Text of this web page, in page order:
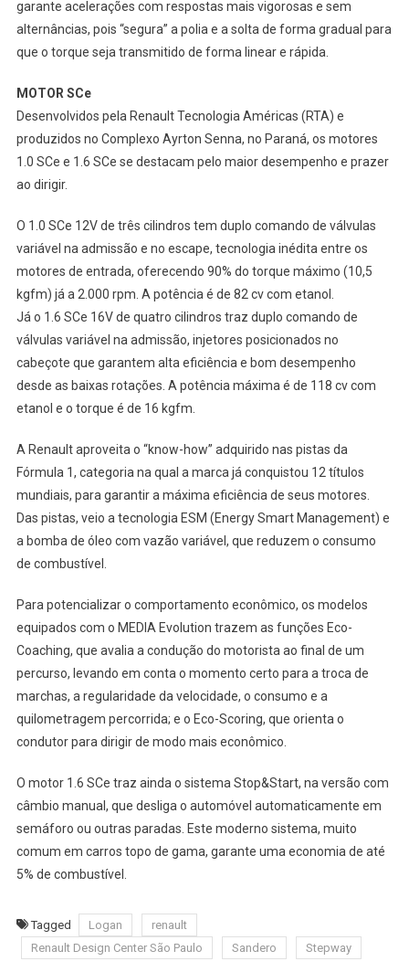
garante acelerações com respostas mais vigorosas e sem
alternâncias, pois “segura” a polia e a solta de forma gradual para
que o torque seja transmitido de forma linear e rápida.
MOTOR SCe
Desenvolvidos pela Renault Tecnologia Américas (RTA) e
produzidos no Complexo Ayrton Senna, no Paraná, os motores
1.0 SCe e 1.6 SCe se destacam pelo maior desempenho e prazer
ao dirigir.
O 1.0 SCe 12V de três cilindros tem duplo comando de válvulas
variável na admissão e no escape, tecnologia inédita entre os
motores de entrada, oferecendo 90% do torque máximo (10,5
kgfm) já a 2.000 rpm. A potência é de 82 cv com etanol.
Já o 1.6 SCe 16V de quatro cilindros traz duplo comando de
válvulas variável na admissão, injetores posicionados no
cabeçote que garantem alta eficiência e bom desempenho
desde as baixas rotações. A potência máxima é de 118 cv com
etanol e o torque é de 16 kgfm.
A Renault aproveita o “know-how” adquirido nas pistas da
Fórmula 1, categoria na qual a marca já conquistou 12 títulos
mundiais, para garantir a máxima eficiência de seus motores.
Das pistas, veio a tecnologia ESM (Energy Smart Management) e
a bomba de óleo com vazão variável, que reduzem o consumo
de combustível.
Para potencializar o comportamento econômico, os modelos
equipados com o MEDIA Evolution trazem as funções Eco-
Coaching, que avalia a condução do motorista ao final de um
percurso, levando em conta o momento certo para a troca de
marchas, a regularidade da velocidade, o consumo e a
quilometragem percorrida; e o Eco-Scoring, que orienta o
condutor para dirigir de modo mais econômico.
O motor 1.6 SCe traz ainda o sistema Stop&Start, na versão com
câmbio manual, que desliga o automóvel automaticamente em
semáforo ou outras paradas. Este moderno sistema, muito
comum em carros topo de gama, garante uma economia de até
5% de combustível.
Tagged Logan
renault
Renault Design Center São Paulo
Sandero Stepway